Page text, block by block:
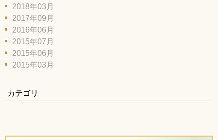
2018年03月
2017年09月
2016年06月
2015年07月
2015年06月
2015年03月
カテゴリ